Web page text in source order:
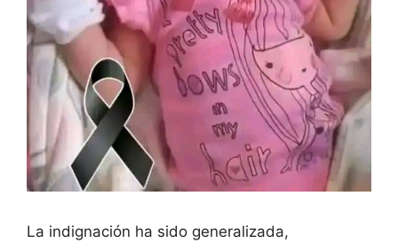
La indignación ha sido generalizada,